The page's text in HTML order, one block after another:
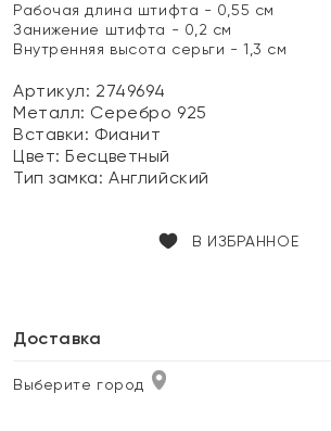
Рабочая длина штифта - 0,55 см
Занижение штифта - 0,2 см
Внутренняя высота серьги - 1,3 см
Артикул: 2749694
Металл: Серебро 925
Вставки: Фианит
Цвет:Бесцветный
Тип замка:Английский
В ИЗБРАННОЕ
Доставка
Выберите город